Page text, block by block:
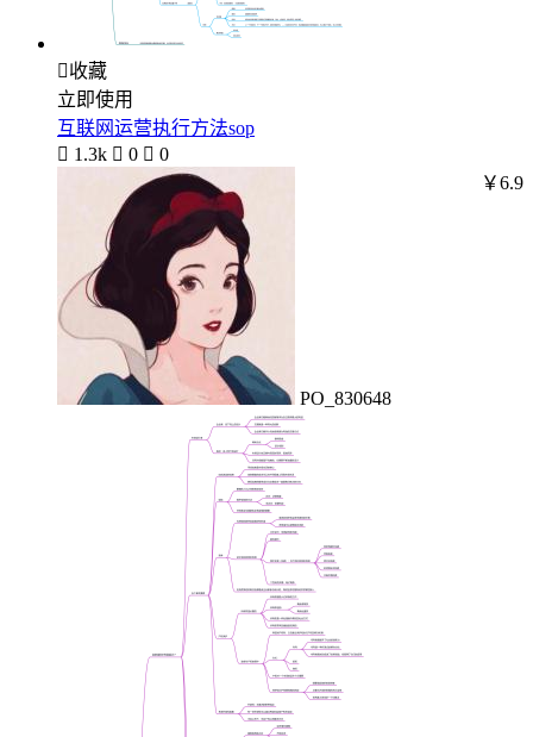
收藏
立即使用
互联网运营执行方法sop
 1.3k  0  0
PO_830648
￥6.9